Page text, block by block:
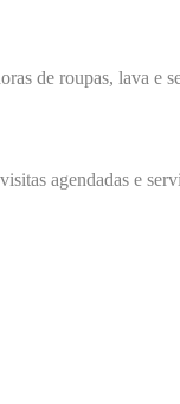
de roupas, lava e
agendadas e